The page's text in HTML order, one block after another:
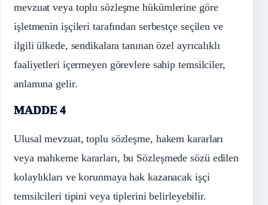
mevzuat veya toplu sözleşme hükümlerine göre
işletmenin işçileri tarafından serbestçe seçilen ve
ilgili ülkede, sendikalara tanınan özel ayrıcalıklı
faaliyetleri içermeyen görevlere sahip temsilciler,
anlamına gelir.
MADDE 4
Ulusal mevzuat, toplu sözleşme, hakem kararları
veya mahkeme kararları, bu Sözleşmede sözü edilen
kolaylıkları ve korunmaya hak kazanacak işçi
temsilcileri tipini veya tiplerini belirleyebilir.